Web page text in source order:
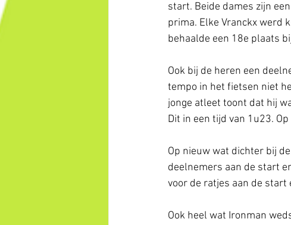
start. Beide dames zijn
prima. Elke Vranckx werd
behaalde een 18e plaats
Ook bij de heren een
tempo in het fietsen niet
jonge atleet toont dat hij
Dit in een tijd van 1u23.
Op nieuw wat dichter bij
deelnemers aan de start
voor de ratjes aan de start
Ook heel wat Ironman